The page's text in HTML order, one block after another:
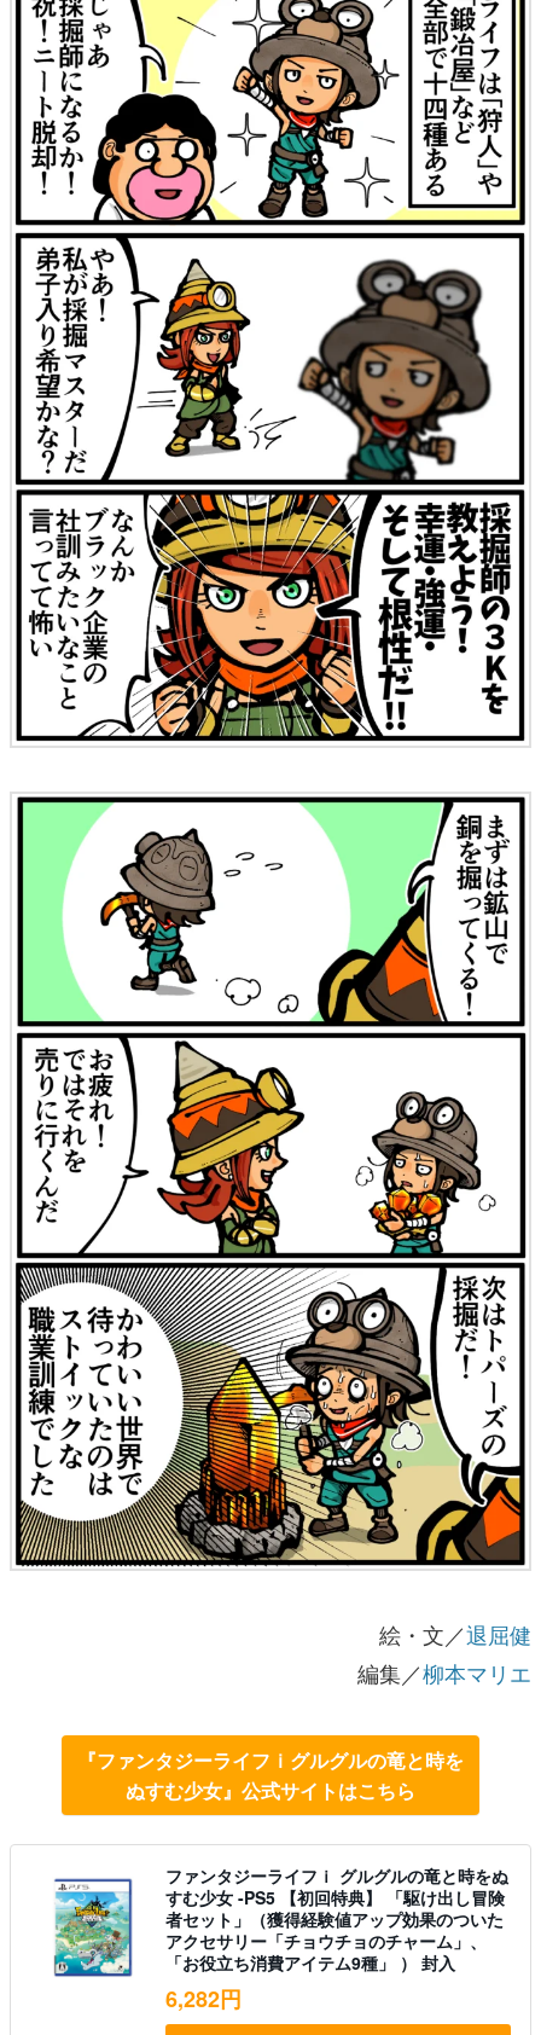
絵・文／退屈健
編集／柳本マリエ
『ファンタジーライフｉグルグルの竜と時を
ぬすむ少女』公式サイトはこちら
ファンタジーライフｉ グルグルの竜と時をぬ
すむ少女 -PS5 【初回特典】 「駆け出し冒険
者セット」（獲得経験値アップ効果のついた
アクセサリー「チョウチョのチャーム」、
「お役立ち消費アイテム9種」 ） 封入
6,282円